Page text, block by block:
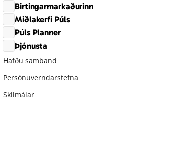
Skrunborðar
Stakborðar
Gagnatengingar
Teljaraborðar
Sniðmát
Birtingarmarkaðurinn
Hvað er í boði?
Miðlakerfi Púls
Lifandi lagerkerfi
Pantanakerfi
Umsjón með auglýsendum
Púls Planner
Tímalína & tölfræði
Þjónusta
Hafðu samband
Persónuverndarstefna
Skilmálar